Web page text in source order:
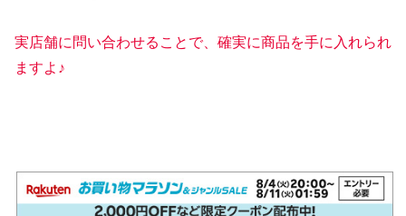
実店舗に問い合わせることで、確実に商品を手に入れられ
ますよ♪